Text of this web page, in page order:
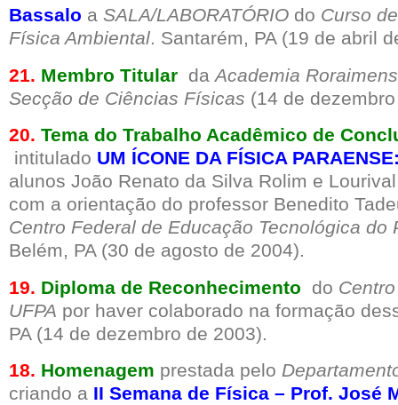
Bassalo a SALA/LABORATÓRIO do Curso
Física Ambiental. Santarém, PA (19 de abril
21. Membro Titular da Academia
Secção de Ciências Físicas (14 de
20. Tema do Trabalho Acadêmico de
intitulado UM ÍCONE DA FÍSICA
alunos João Renato da Silva Rolim e
com a orientação do professor Benedito
Centro Federal de Educação Tecnológica do
Belém, PA (30 de agosto de 2004).
19. Diploma de Reconhecimento do
UFPA por haver colaborado na formação
PA (14 de dezembro de 2003).
18. Homenagem prestada pelo
criando a II Semana de Física – Prof. José